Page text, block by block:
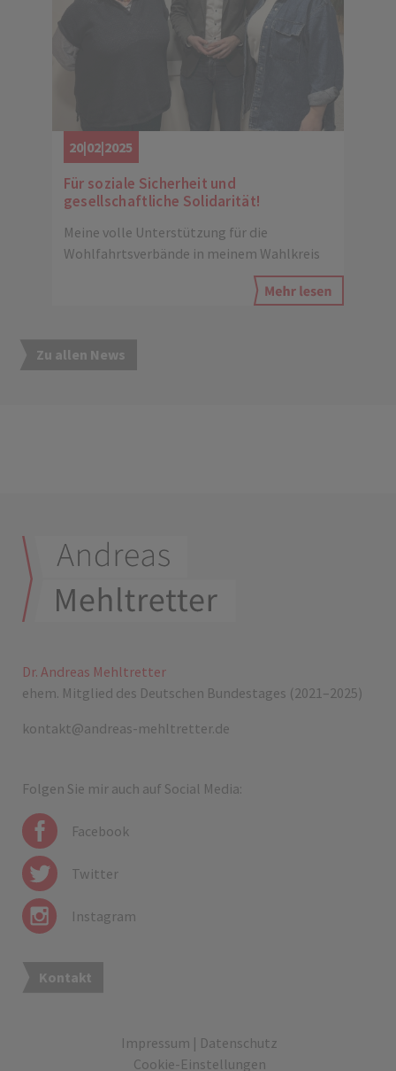
20|02|2025
Für soziale Sicherheit und
gesellschaftliche Solidarität!
Meine volle Unterstützung für die
Wohlfahrtsverbände in meinem Wahlkreis
Zu allen News
Dr. Andreas Mehltretter
ehem. Mitglied des Deutschen Bundestages (2021–2025)
kontakt@andreas-mehltretter.de
Folgen Sie mir auch auf Social Media:
Facebook
Twitter
Instagram
Kontakt
Impressum | Datenschutz
Cookie-Einstellungen